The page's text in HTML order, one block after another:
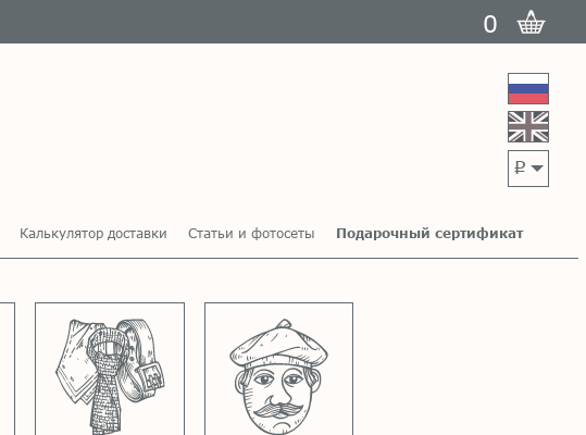
0
p
Калькулятор доставки Статьи и фотосеты Подарочный сертификат